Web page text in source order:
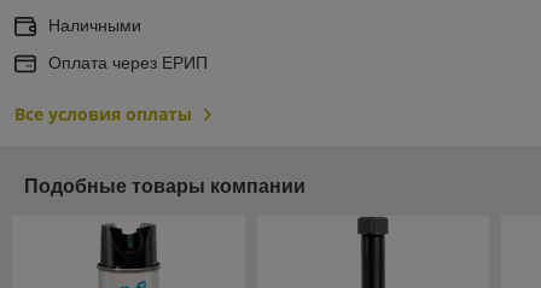
Наличными
Оплата через ЕРИП
Все условия оплаты
Подобные товары компании